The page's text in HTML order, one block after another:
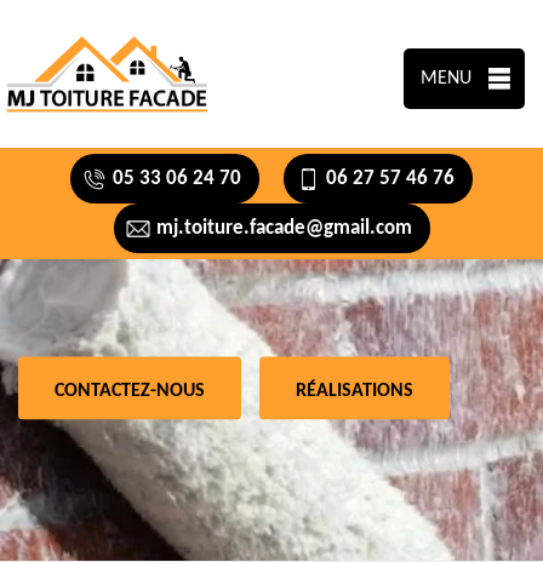
MENU
05 33 06 24 70 06 27 57 46 76
mj.toiture.facade@gmail.com
CONTACTEZ-NOUS RÉALISATIONS